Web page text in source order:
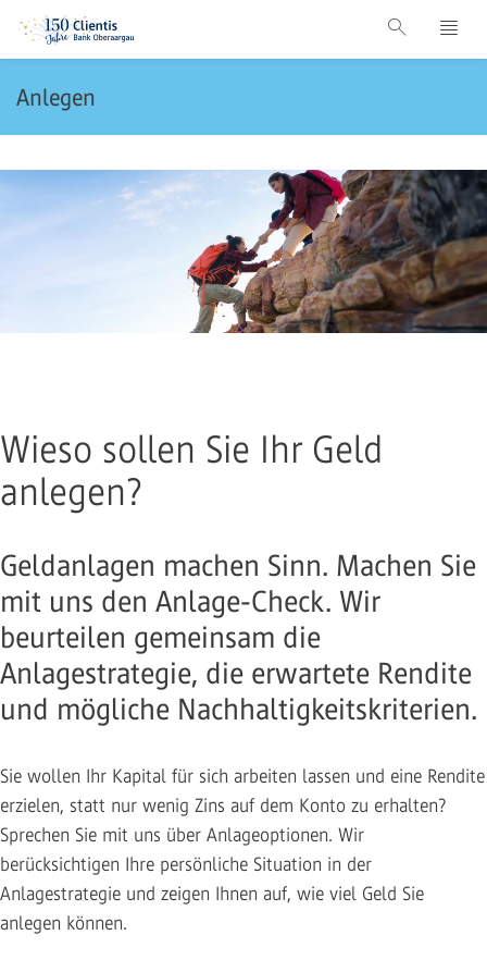
Anlegen
Wieso sollen Sie Ihr Geld
anlegen?
Geldanlagen machen Sinn. Machen Sie
mit uns den Anlage-Check. Wir
beurteilen gemeinsam die
Anlagestrategie, die erwartete Rendite
und mögliche Nachhaltigkeitskriterien.
Sie wollen Ihr Kapital für sich arbeiten lassen und eine Rendite
erzielen, statt nur wenig Zins auf dem Konto zu erhalten?
Sprechen Sie mit uns über Anlageoptionen. Wir
berücksichtigen Ihre persönliche Situation in der
Anlagestrategie und zeigen Ihnen auf, wie viel Geld Sie
anlegen können.